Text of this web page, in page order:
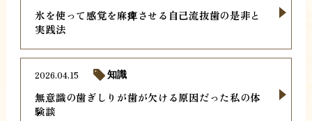
氷を使って感覚を麻痺させる自己流抜歯の是非と
実践法
無意識の歯ぎしりが歯が欠ける原因だった私の体
験談
2026.04.15 知識